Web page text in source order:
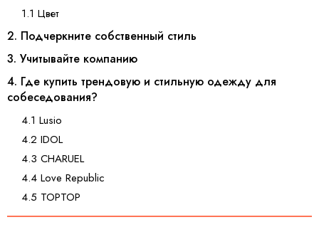
1.1 Цвет
2. Подчеркните собственный стиль
3. Учитывайте компанию
4. Где купить трендовую и стильную одежду для
собеседования?
4.1 Lusio
4.2 IDOL
4.3 CHARUEL
4.4 Love Republic
4.5 TOPTOP